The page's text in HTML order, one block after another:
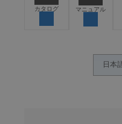
保できるよう設計さ
ン事例は参考用です
置の機能や安全性を
カタログ マニュアル
日本